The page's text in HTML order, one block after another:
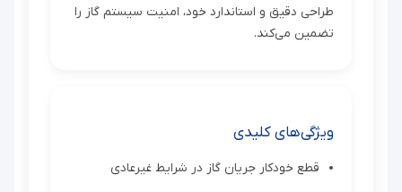
طراحی دقیق و استاندارد خود، امنیت سیستم گاز را
تضمین می‌کند.
ویژگی‌های کلیدی
قطع خودکار جریان گاز در شرایط غیرعادی